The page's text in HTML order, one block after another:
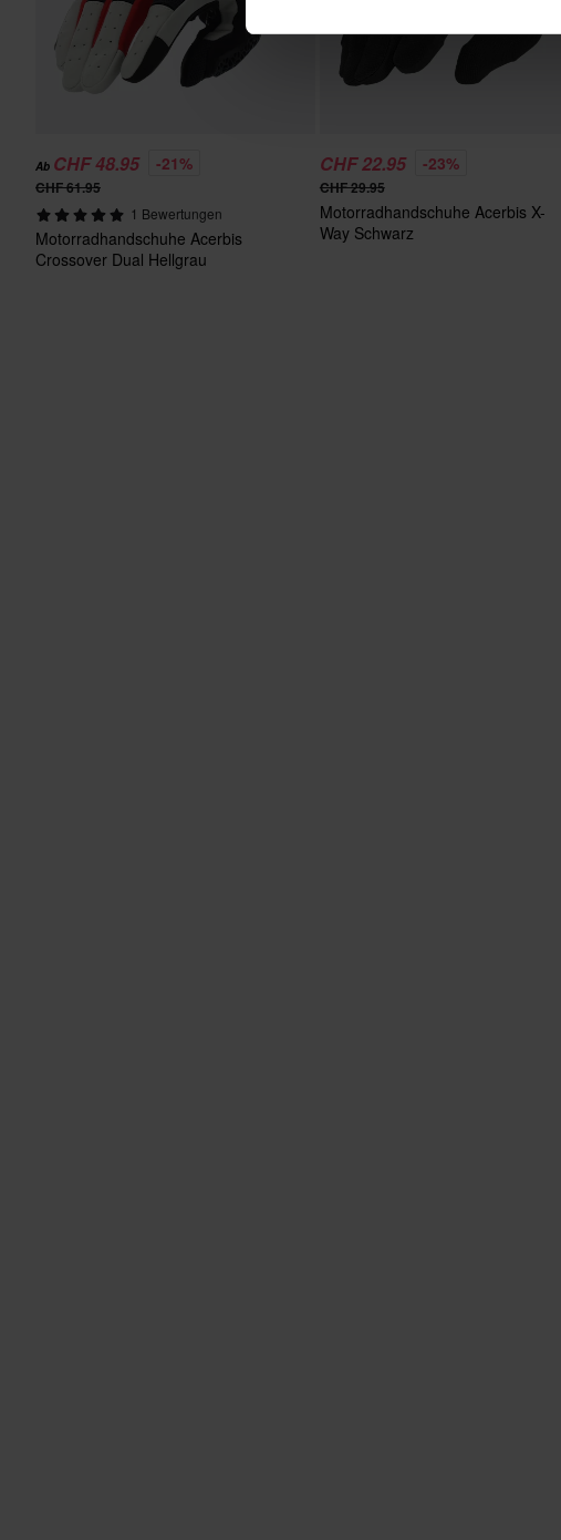
Ab CHF 48.95 -21%
CHF 61.95
1 Bewertungen
Motorradhandschuhe Acerbis
Crossover Dual Hellgrau
CHF 22.95 -23%
CHF 29.95
Motorradhandschuhe Acerbis X-
Way Schwarz